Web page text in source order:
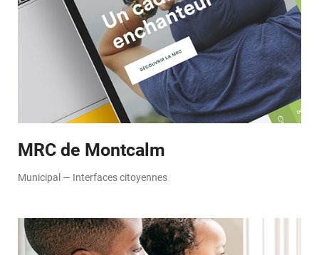
MRC de Montcalm
Municipal — Interfaces citoyennes